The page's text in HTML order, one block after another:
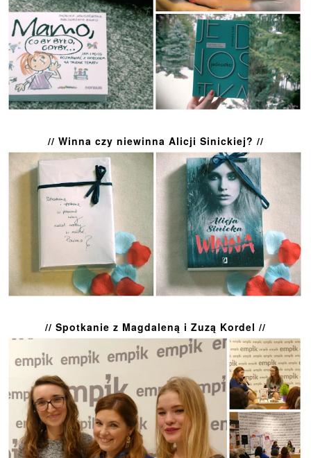
// Winna czy niewinna Alicji Sinickiej? //
// Spotkanie z Magdaleną i Zuzą Kordel //